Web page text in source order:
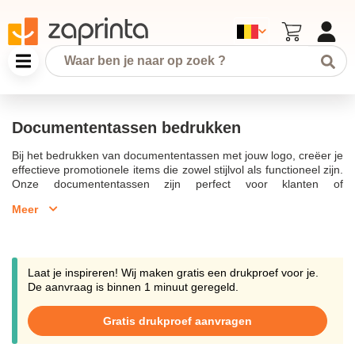
Documententassen bedrukken
Bij het bedrukken van documententassen met jouw logo, creëer je
effectieve promotionele items die zowel stijlvol als functioneel zijn.
Onze documententassen zijn perfect voor klanten of
tablets overal mee naartoe kunnen nemen. Met een ruime
een geschikte keuze.Onze bedrukte documententassen bieden
niet alleen praktische opbergruimte met een hoofdvak en
ritssluiting, maar ze fungeren ook als een uitstekende manier om
reclameboodschap te vergroten. Met bedrukking in meerdere
kleuren en technieken zoals zeefdruk en transfer, wordt jouw
bedrijfslogo of reclameboodschap op een opvallende manier
Meer
Laat je inspireren! Wij maken gratis een drukproef voor je.
De aanvraag is binnen 1 minuut geregeld.
Gratis drukproef aanvragen